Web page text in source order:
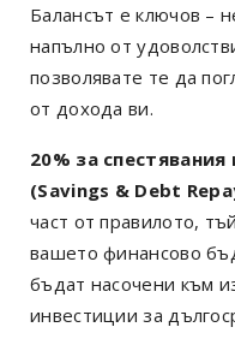
Балансът е ключов –
напълно от
позволявате те да
от дохода ви.
20% за
(Savings & Debt
част от правилото,
вашето финансово
бъдат насочени към
инвестиции за